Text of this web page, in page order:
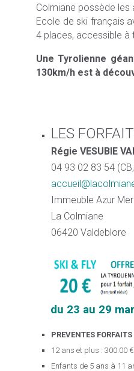
Colmiane possède les
Ecole de ski français
4 places, accessible à
Une Tyrolienne
130km/h est à
LES
Régie VESUBIE
04 93 02 83 54
Immeuble Azur
La Colmiane
06420 Valdeblore
du 23 au 29
PREVENTES
12 ans et plus : 300.00 €
Enfants de 5 ans à 11